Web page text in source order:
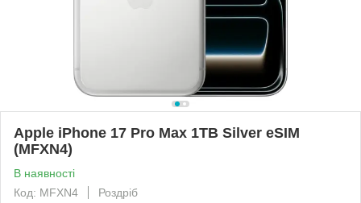
Apple iPhone 17 Pro Max 1TB Silver eSIM
(MFXN4)
В наявності
Код: MFXN4
Роздріб